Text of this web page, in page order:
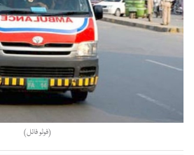
(فوٹو فائل)